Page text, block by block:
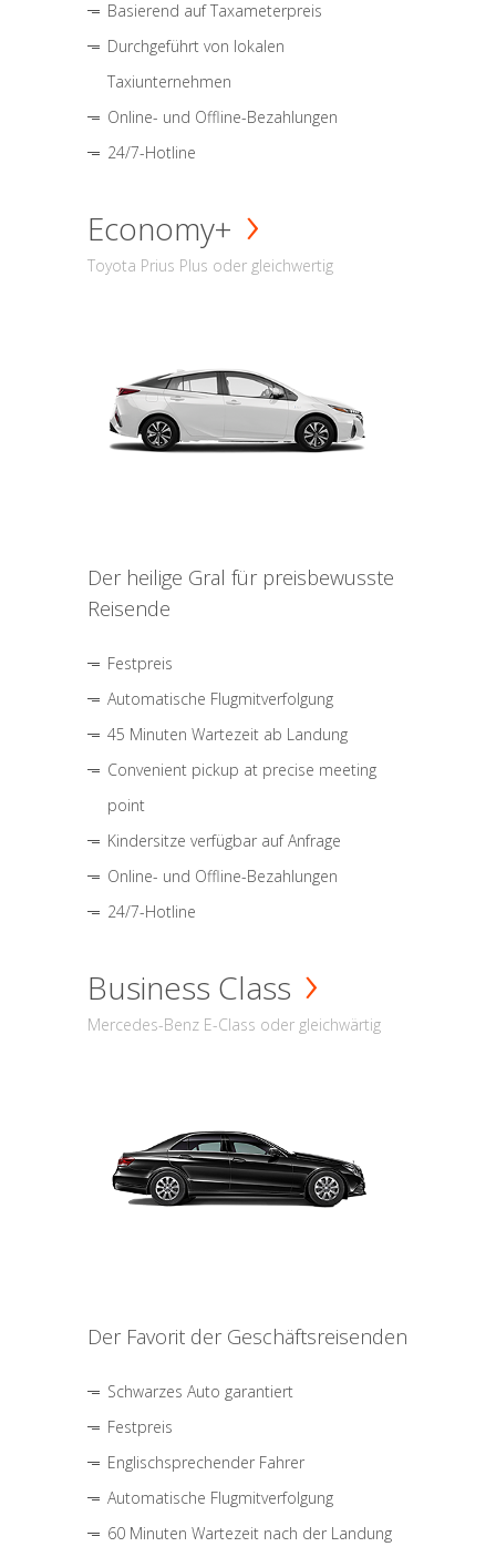
Basierend auf Taxameterpreis
Durchgeführt von lokalen
Taxiunternehmen
Online- und Offline-Bezahlungen
24/7-Hotline
Economy+
Toyota Prius Plus oder gleichwertig
Der heilige Gral für preisbewusste
Reisende
Festpreis
Automatische Flugmitverfolgung
45 Minuten Wartezeit ab Landung
Convenient pickup at precise meeting
point
Kindersitze verfügbar auf Anfrage
Online- und Offline-Bezahlungen
24/7-Hotline
Business Class
Mercedes-Benz E-Class oder gleichwärtig
Der Favorit der Geschäftsreisenden
Schwarzes Auto garantiert
Festpreis
Englischsprechender Fahrer
Automatische Flugmitverfolgung
60 Minuten Wartezeit nach der Landung